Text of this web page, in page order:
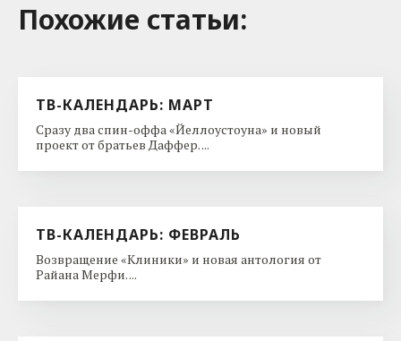
Похожие cтатьи:
ТВ-КАЛЕНДАРЬ: МАРТ
Сразу два спин-оффа «Йеллоустоуна» и новый
проект от братьев Даффер. ...
ТВ-КАЛЕНДАРЬ: ФЕВРАЛЬ
Возвращение «Клиники» и новая антология от
Райана Мерфи. ...